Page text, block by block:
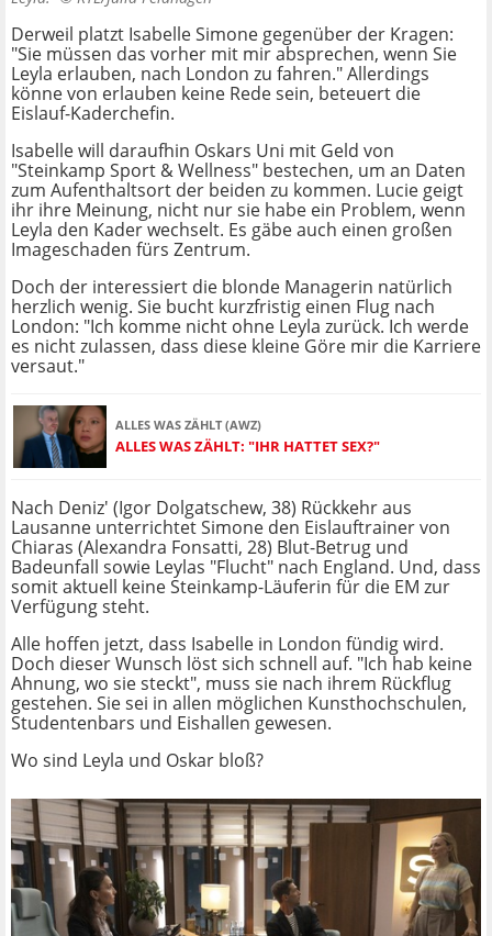
Derweil platzt Isabelle Simone gegenüber der Kragen:
"Sie müssen das vorher mit mir absprechen, wenn Sie
Leyla erlauben, nach London zu fahren." Allerdings
könne von erlauben keine Rede sein, beteuert die
Eislauf-Kaderchefin.
Isabelle will daraufhin Oskars Uni mit Geld von
"Steinkamp Sport & Wellness" bestechen, um an Daten
zum Aufenthaltsort der beiden zu kommen. Lucie geigt
ihr ihre Meinung, nicht nur sie habe ein Problem, wenn
Leyla den Kader wechselt. Es gäbe auch einen großen
Imageschaden fürs Zentrum.
Doch der interessiert die blonde Managerin natürlich
herzlich wenig. Sie bucht kurzfristig einen Flug nach
London: "Ich komme nicht ohne Leyla zurück. Ich werde
es nicht zulassen, dass diese kleine Göre mir die Karriere
versaut."
ALLES WAS ZÄHLT (AWZ)
ALLES WAS ZÄHLT: "IHR HATTET SEX?"
Nach Deniz' (Igor Dolgatschew, 38) Rückkehr aus
Lausanne unterrichtet Simone den Eislauftrainer von
Chiaras (Alexandra Fonsatti, 28) Blut-Betrug und
Badeunfall sowie Leylas "Flucht" nach England. Und, dass
somit aktuell keine Steinkamp-Läuferin für die EM zur
Verfügung steht.
Alle hoffen jetzt, dass Isabelle in London fündig wird.
Doch dieser Wunsch löst sich schnell auf. "Ich hab keine
Ahnung, wo sie steckt", muss sie nach ihrem Rückflug
gestehen. Sie sei in allen möglichen Kunsthochschulen,
Studentenbars und Eishallen gewesen.
Wo sind Leyla und Oskar bloß?